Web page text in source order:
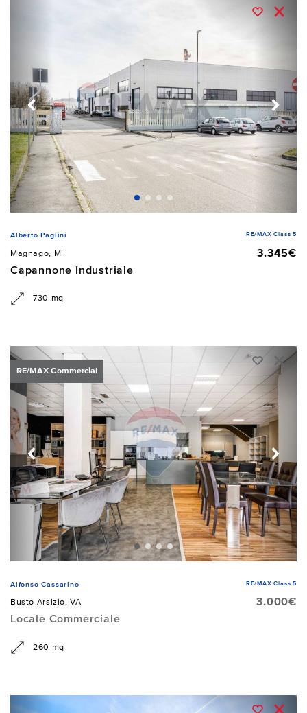
Alberto Paglini RE/MAX Class 5
Magnago, MI
3.345€
Capannone Industriale
730 mq
RE/MAX Commercial
Alfonso Cassarino RE/MAX Class 5
Busto Arsizio, VA
3.000€
Locale Commerciale
260 mq